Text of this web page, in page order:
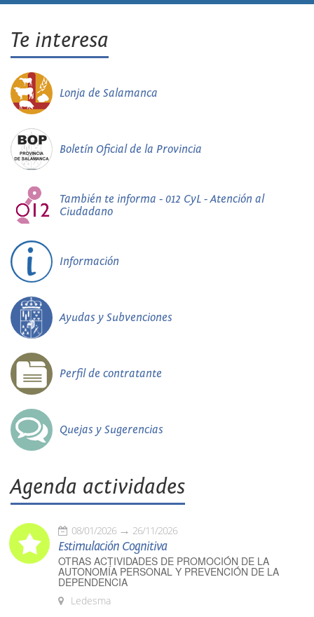
Te interesa
Lonja de Salamanca
Boletín Oficial de la Provincia
También te informa - 012 CyL - Atención al
Ciudadano
Información
Ayudas y Subvenciones
Perfil de contratante
Quejas y Sugerencias
Agenda actividades
08/01/2026 26/11/2026
Estimulación Cognitiva
OTRAS ACTIVIDADES DE PROMOCIÓN DE LA
AUTONOMÍA PERSONAL Y PREVENCIÓN DE LA
DEPENDENCIA
Ledesma